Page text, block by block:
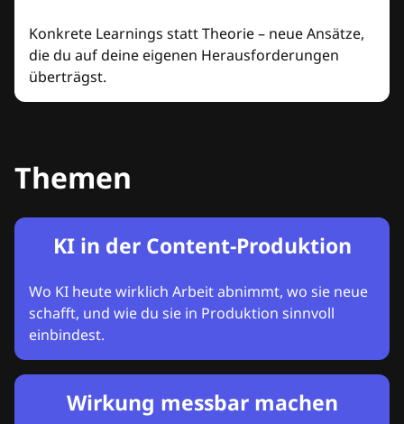
Konkrete Learnings statt Theorie – neue Ansätze,
die du auf deine eigenen Herausforderungen
überträgst.
Themen
KI in der Content-Produktion
Wo KI heute wirklich Arbeit abnimmt, wo sie neue
schafft, und wie du sie in Produktion sinnvoll
einbindest.
Wirkung messbar machen